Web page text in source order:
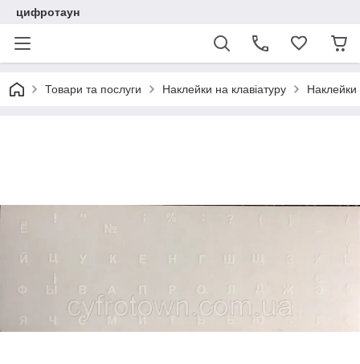
цифротаун
Товари та послуги Наклейки на клавіатуру Наклейки